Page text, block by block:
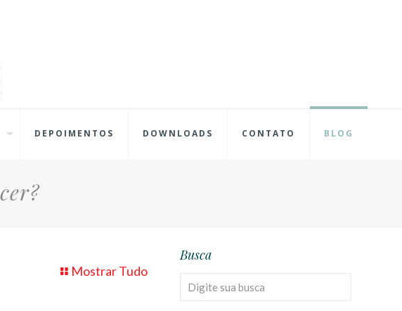
DEPOIMENTOS DOWNLOADS CONTATO BLOG
Mostrar Tudo
Busca